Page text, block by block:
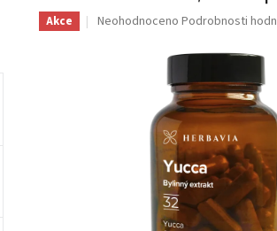
Akce
Průměrné
hvězdiček.
Neohodnoceno Podrobnosti